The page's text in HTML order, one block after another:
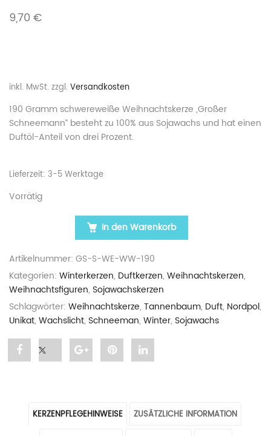
9,70€
inkl. MwSt. zzgl. Versandkosten
190 Gramm schwereweiße Weihnachtskerze „Großer
Schneemann“ besteht zu 100% aus Sojawachs und hat einen
Duftöl-Anteil von drei Prozent.
Lieferzeit: 3-5 Werktage
Vorrätig
WEIHNACHTSKERZE „GROSSER SCHNEEMANN“
In den Warenkorb
Artikelnummer: GS-S-WE-WW-190
Kategorien: Winterkerzen, Duftkerzen, Weihnachtskerzen,
Weihnachtsfiguren, Sojawachskerzen
Schlagwörter: Weihnachtskerze, Tannenbaum, Duft, Nordpol,
Unikat, Wachslicht, Schneeman, Winter, Sojawachs
Share
Schneemann“
„Großer
Share
Schneemann“
Pin
Schneemann“
Share
Schneemann“
KERZENPFLEGEHINWEISE ZUSÄTZLICHE INFORMATION